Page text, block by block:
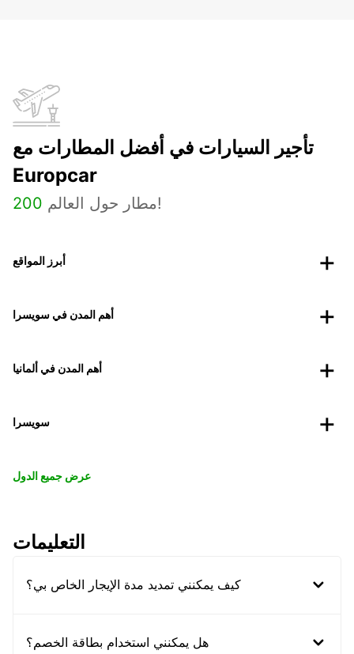
تأجير السيارات في أفضل المطارات مع
Europcar
200 مطار حول العالم!
أبرز المواقع
أهم المدن في سويسرا
أهم المدن في ألمانيا
سويسرا
عرض جميع الدول
التعليمات
كيف يمكنني تمديد مدة الإيجار الخاص بي؟
هل يمكنني استخدام بطاقة الخصم؟